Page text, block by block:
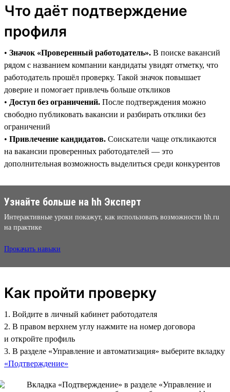
Что даёт подтверждение
профиля
• Значок «Проверенный работодатель». В поиске вакансий
рядом с названием компании кандидаты увидят отметку, что
работодатель прошёл проверку. Такой значок повышает
доверие и помогает привлечь больше откликов
• Доступ без ограничений. После подтверждения можно
свободно публиковать вакансии и разбирать отклики без
ограничений
• Привлечение кандидатов. Соискатели чаще откликаются
на вакансии проверенных работодателей — это
дополнительная возможность выделиться среди конкурентов
Узнайте больше на hh Эксперт
Интерактивные уроки покажут, как использовать возможности hh.ru
на практике
Прокачать навыки
Как пройти проверку
1. Войдите в личный кабинет работодателя
2. В правом верхнем углу нажмите на номер договора
и откройте профиль
3. В разделе «Управление и автоматизация» выберите вкладку
«Подтверждение»